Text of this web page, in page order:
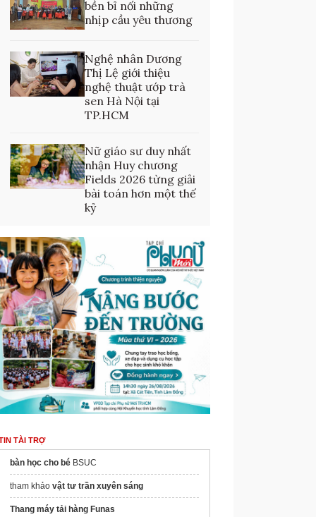
bền bỉ nối những
nhịp cầu yêu thương
Nghệ nhân Dương
Thị Lệ giới thiệu
nghệ thuật ướp trà
sen Hà Nội tại
TP.HCM
Nữ giáo sư duy nhất
nhận Huy chương
Fields 2026 từng giải
bài toán hơn một thế
kỷ
TÀI TRỢ
bàn học cho bé BSUC
tham khảo vật tư trần xuyên sáng
Thang máy tải hàng Funas